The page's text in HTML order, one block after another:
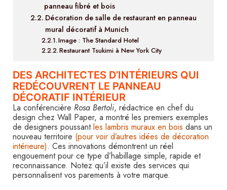
panneau fibré et bois
Décoration de salle de restaurant en panneau
mural décoratif à Munich
Image : The Standard Hotel
Restaurant Tsukimi à New York City
DES ARCHITECTES D’INTÉRIEURS QUI
REDÉCOUVRENT LE PANNEAU
DÉCORATIF INTÉRIEUR
La conférencière Rosa Bertoli, rédactrice en chef du
design chez Wall Paper, a montré les premiers exemples
de designers poussantles lambris muraux en bois dans un
nouveau territoire (pour voir d’autres idées de décoration
intérieure). Ces innovations démontrent un réel
engouement pour ce type d’habillage simple, rapide et
reconnaissance. Notez qu’il existe des services qui
personnalisent vos parements à votre marque.